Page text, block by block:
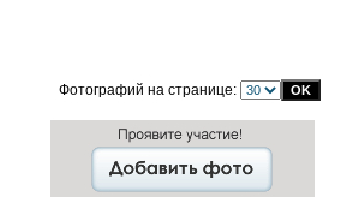
Фотографий на странице: